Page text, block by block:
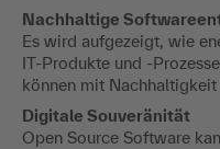
Nachhaltige
Es wird aufgezeigt, wie
IT-Produkte und -
können mit Nachhaltigkeit
Digitale Souveränität
Open Source Software